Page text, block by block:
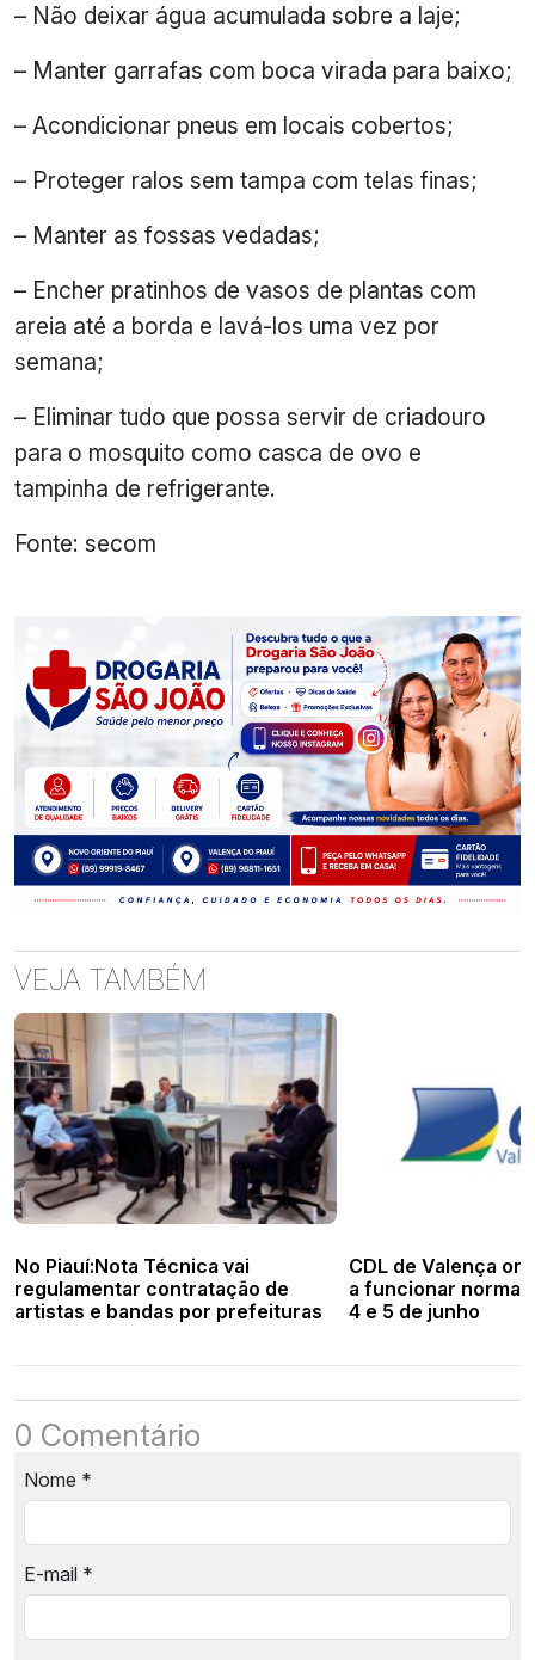
– Não deixar água acumulada sobre a laje;
– Manter garrafas com boca virada para baixo;
– Acondicionar pneus em locais cobertos;
– Proteger ralos sem tampa com telas finas;
– Manter as fossas vedadas;
– Encher pratinhos de vasos de plantas com
areia até a borda e lavá-los uma vez por
semana;
– Eliminar tudo que possa servir de criadouro
para o mosquito como casca de ovo e
tampinha de refrigerante.
Fonte: secom
VEJA TAMBÉM
No Piauí:Nota Técnica vai
regulamentar contratação de
artistas e bandas por prefeituras
CDL de Valença
a funcionar
4 e 5 de junho
0 Comentário
Nome *
E-mail *